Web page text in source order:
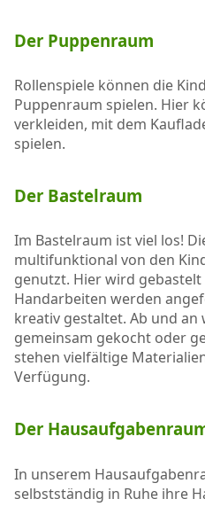
Der Puppenraum
Rollenspiele können die
Puppenraum spielen. Hier
verkleiden, mit dem
spielen.
Der Bastelraum
Im Bastelraum ist viel los!
multifunktional von den
genutzt. Hier wird
Handarbeiten werden
kreativ gestaltet. Ab und an
gemeinsam gekocht oder
stehen vielfältige
Verfügung.
Der
In unserem
selbstständig in Ruhe ihre